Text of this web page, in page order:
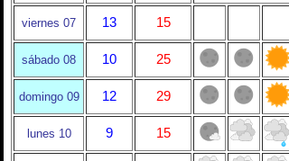
viernes 07 13 15
sábado 08 10 25
domingo 09 12 29
lunes 10 9 15